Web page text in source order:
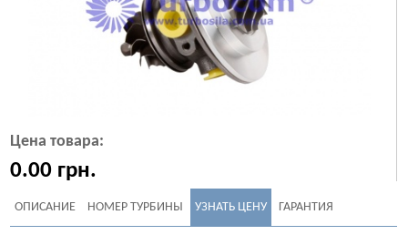
Цена товара:
0.00 грн.
ОПИСАНИЕ НОМЕР ТУРБИНЫ УЗНАТЬ ЦЕНУ ГАРАНТИЯ